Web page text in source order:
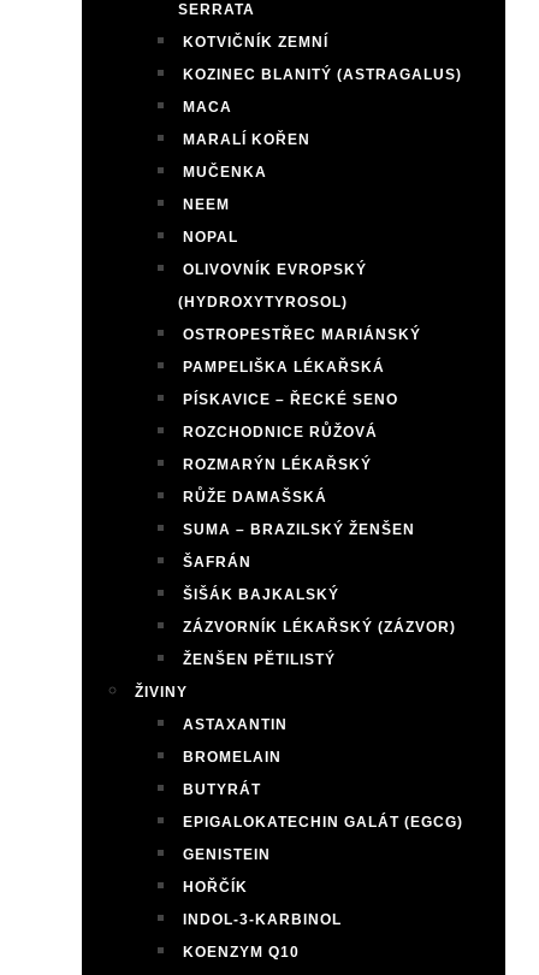
SERRATA
KOTVIČNÍK ZEMNÍ
KOZINEC BLANITÝ (ASTRAGALUS)
MACA
MARALÍ KOŘEN
MUČENKA
NEEM
NOPAL
OLIVOVNÍK EVROPSKÝ
(HYDROXYTYROSOL)
OSTROPESTŘEC MARIÁNSKÝ
PAMPELIŠKA LÉKAŘSKÁ
PÍSKAVICE – ŘECKÉ SENO
ROZCHODNICE RŮŽOVÁ
ROZMARÝN LÉKAŘSKÝ
RŮŽE DAMAŠSKÁ
SUMA – BRAZILSKÝ ŽENŠEN
ŠAFRÁN
ŠIŠÁK BAJKALSKÝ
ZÁZVORNÍK LÉKAŘSKÝ (ZÁZVOR)
ŽENŠEN PĚTILISTÝ
ŽIVINY
ASTAXANTIN
BROMELAIN
BUTYRÁT
EPIGALOKATECHIN GALÁT (EGCG)
GENISTEIN
HOŘČÍK
INDOL-3-KARBINOL
KOENZYM Q10